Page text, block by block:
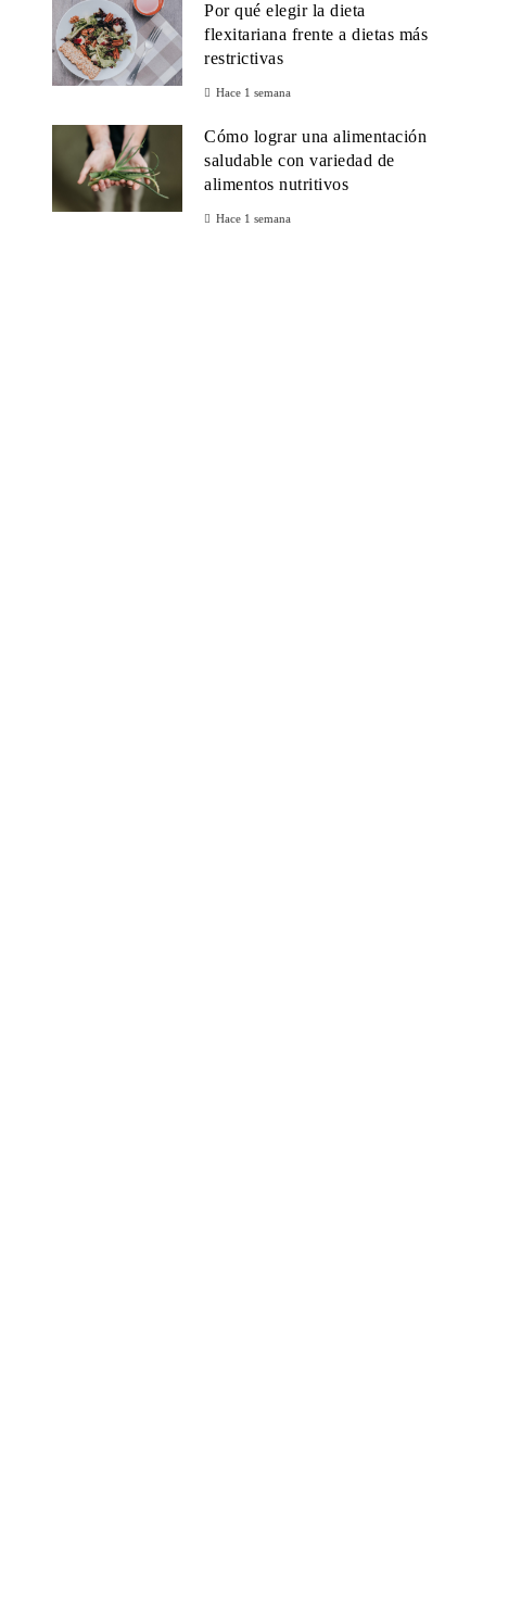
Por qué elegir la dieta
flexitariana frente a dietas más
restrictivas
Hace 1 semana
Cómo lograr una alimentación
saludable con variedad de
alimentos nutritivos
Hace 1 semana